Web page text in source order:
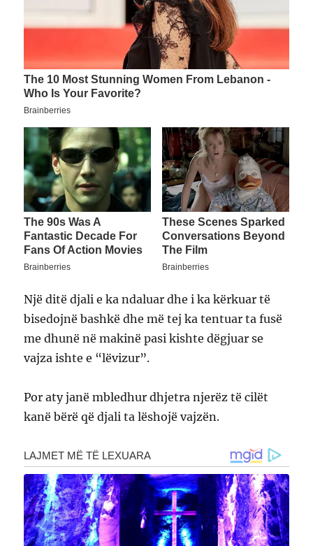
Një ditë djali e ka ndaluar dhe i ka kërkuar të
bisedojnë bashkë dhe më tej ka tentuar ta fusë
me dhunë në makinë pasi kishte dëgjuar se
vajza ishte e “lëvizur”.
Por aty janë mbledhur dhjetra njerëz të cilët
kanë bërë që djali ta lëshojë vajzën.